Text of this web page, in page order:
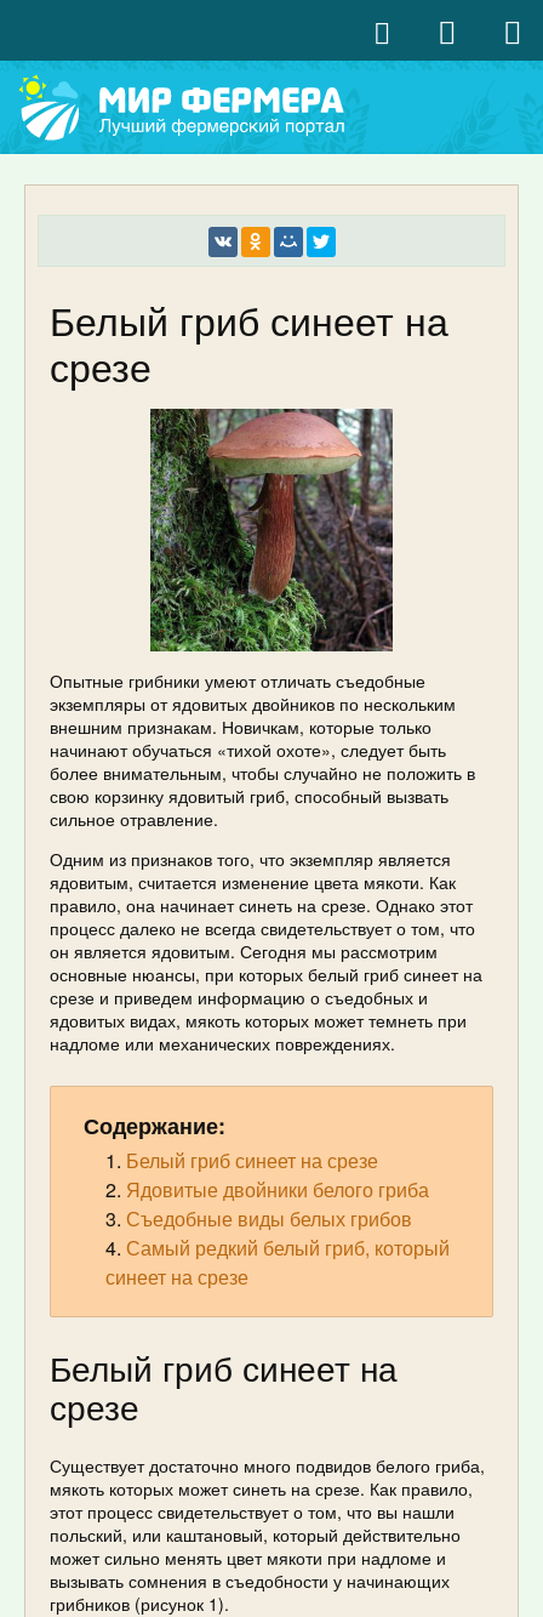
Белый гриб синеет на
срезе
Опытные грибники умеют отличать съедобные
экземпляры от ядовитых двойников по нескольким
внешним признакам. Новичкам, которые только
начинают обучаться «тихой охоте», следует быть
более внимательным, чтобы случайно не положить в
свою корзинку ядовитый гриб, способный вызвать
сильное отравление.
Одним из признаков того, что экземпляр является
ядовитым, считается изменение цвета мякоти. Как
правило, она начинает синеть на срезе. Однако этот
процесс далеко не всегда свидетельствует о том, что
он является ядовитым. Сегодня мы рассмотрим
основные нюансы, при которых белый гриб синеет на
срезе и приведем информацию о съедобных и
ядовитых видах, мякоть которых может темнеть при
надломе или механических повреждениях.
Содержание:
Белый гриб синеет на срезе
Ядовитые двойники белого гриба
Съедобные виды белых грибов
Самый редкий белый гриб, который
синеет на срезе
Белый гриб синеет на
срезе
Существует достаточно много подвидов белого гриба,
мякоть которых может синеть на срезе. Как правило,
этот процесс свидетельствует о том, что вы нашли
польский, или каштановый, который действительно
может сильно менять цвет мякоти при надломе и
вызывать сомнения в съедобности у начинающих
грибников (рисунок 1).